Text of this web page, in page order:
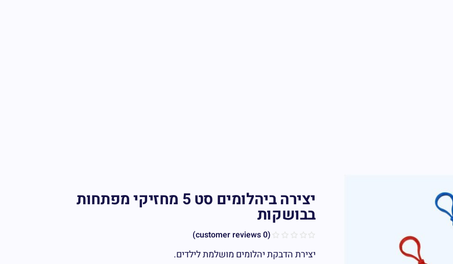
יצירה ביהלומים סט 5 מחזיקי מפתחות
בבושקות
(
0
יצירת הדבקת יהלומים מושלמת לילדים.